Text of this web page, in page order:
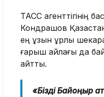
ТАСС агенттігінің
Кондрашов
ең ұзын құрлық
ғарыш айлағы да
айтты.
«Бізді Байқоңыр